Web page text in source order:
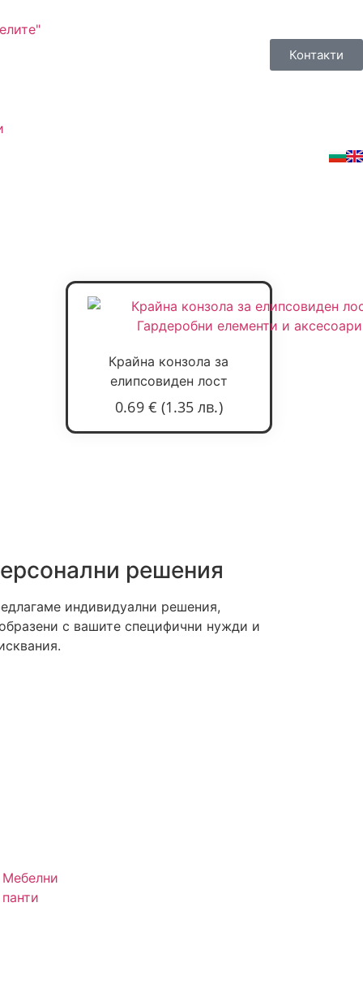
Контакти
Крайна конзола за
елипсовиден лост
0.69 € (1.35 лв.)
решения
индивидуални решения,
с вашите специфични нужди и
Мебелни
панти